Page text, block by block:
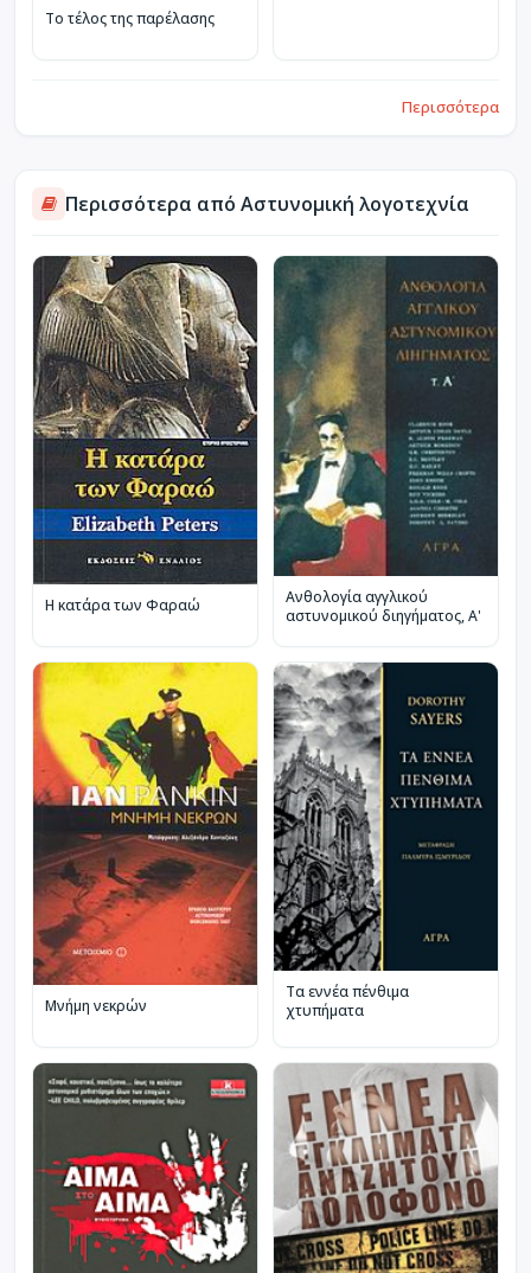
Το τέλος της παρέλασης
Περισσότερα
Περισσότερα από Αστυνομική λογοτεχνία
Η κατάρα των Φαραώ
Ανθολογία αγγλικού
αστυνομικού διηγήματος, Α'
Μνήμη νεκρών
Τα εννέα πένθιμα
χτυπήματα